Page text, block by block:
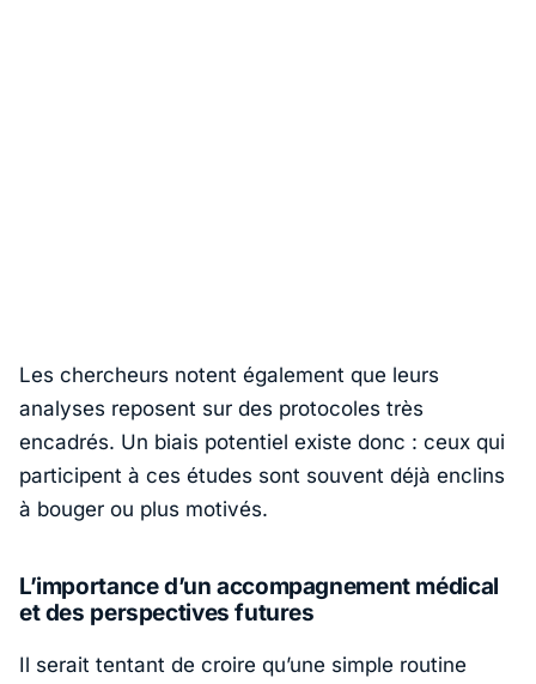
Les chercheurs notent également que leurs
analyses reposent sur des protocoles très
encadrés. Un biais potentiel existe donc : ceux qui
participent à ces études sont souvent déjà enclins
à bouger ou plus motivés.
L’importance d’un accompagnement médical
et des perspectives futures
Il serait tentant de croire qu’une simple routine